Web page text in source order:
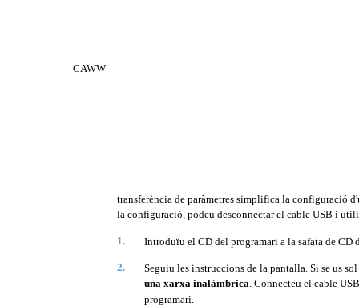
CAWW
transferència de paràmetres simplifica la configuració
la configuració, podeu desconnectar el cable USB i
1. Introduïu el CD del programari a la safata de CD
2.
Seguiu les instruccions de la pantalla. Si se us
una xarxa inalàmbrica. Connecteu el cable
programari.